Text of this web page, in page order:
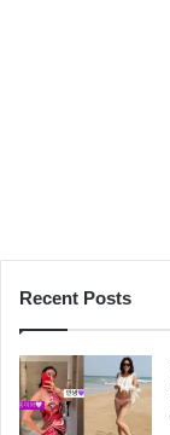
Recent Posts